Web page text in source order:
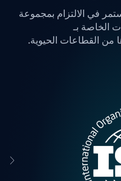
في الالتزام بمجموعة
الخاصة بـ
من القطاعات الحيوية.